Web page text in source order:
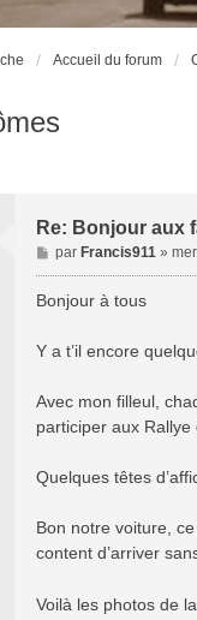
Accueil du forum
Re: Bonjour aux
M
e
s
g
par Francis911»
Bonjour à tous
Y a t’il encore
Avec mon filleul,
participer aux
Quelques têtes
Bon notre voiture,
content d’arriver
Voilà les photos de